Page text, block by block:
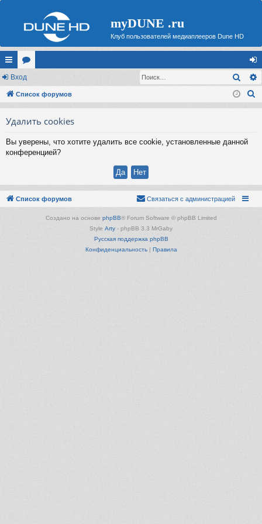
myDUNE .ru
Клуб пользователей медиаплееров Dune HD
с
ы
ор
ум
хо
д
Вход
Список форумов
Удалить cookies
Вы уверены, что хотите удалить все cookie, установленные данной
конференцией?
Список форумов Связаться с администрацией
Создано на основе phpBB® Forum Software © phpBB Limited
Style Arty - phpBB 3.3 MrGaby
Русская поддержка phpBB
Конфиденциальность| Правила